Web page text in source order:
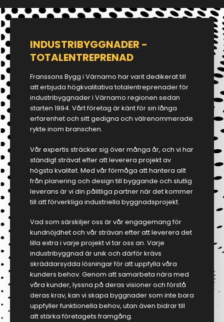
INDUSTRIBYGGNADER -
TOTALENTREPRENAD
Franssons Bygg i Värnamo har varit dedikerat till
att erbjuda högkvalitativa totalentreprenader för
industribyggnader i Värnamo regionen sedan
starten 1994. Vårt företag är känt för sin långa
erfarenhet och sitt gedigna och välrenommerade
rykte inom branschen.
Vår expertis sträcker sig över många år, och vi har
ständigt strävat efter att leverera projekt av
högsta kvalitet. Med vår förmåga att hantera allt
från planering och design till byggande och slutlig
leverans är vi din pålitliga partner när det kommer
till att förverkliga industriella byggnadsprojekt.
Vad som särskiljer oss är vår engagemang för
kundnöjdhet och vår strävan efter att leverera det
lilla extra i varje projekt vi tar oss an. Varje
industribyggnad är unik och därför krävs
skräddarsydda lösningar för att uppfylla våra
kunders behov. Genom att samarbeta nära med
våra kunder, lyssna på deras visioner och förstå
deras krav, kan vi skapa byggnader som inte bara
uppfyller funktionella behov, utan även bidrar till
att stärka företagets framgång.